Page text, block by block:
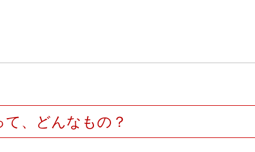
、どんなもの？